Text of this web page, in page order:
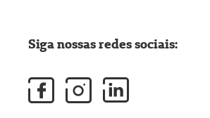
Siga nossas redes sociais: